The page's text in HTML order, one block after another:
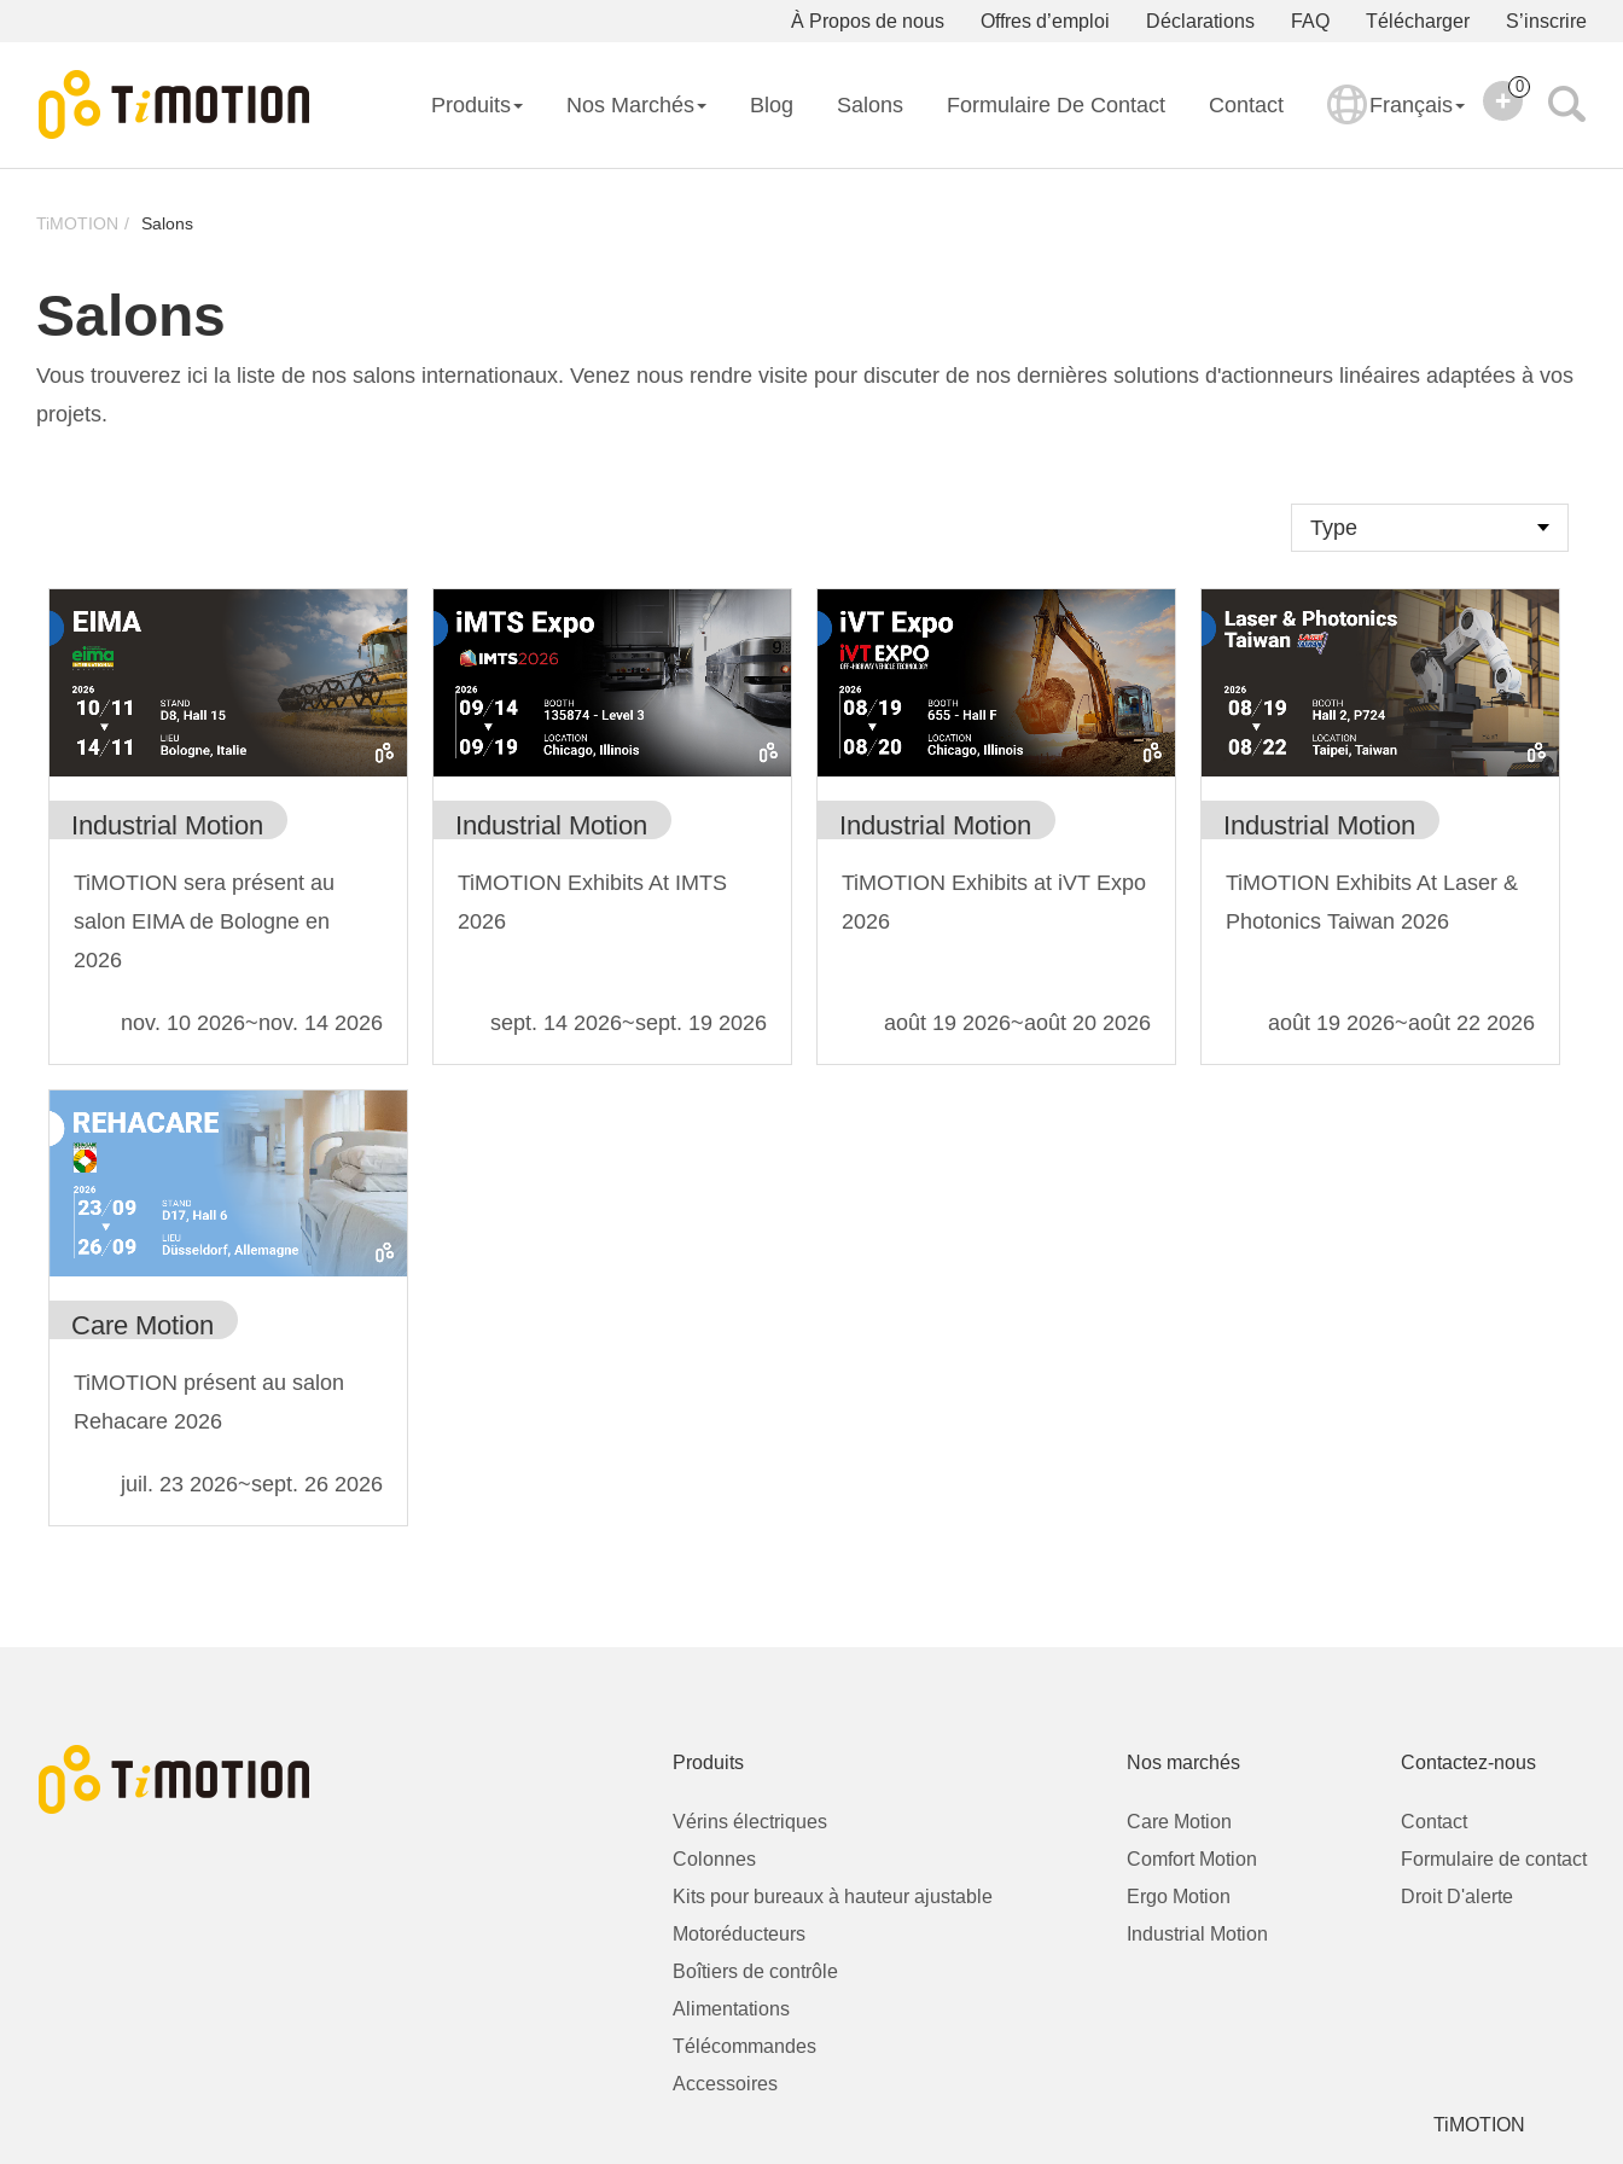
S’inscrire
Télécharger
FAQ
Déclarations
Offres d’emploi
À Propos de nous
Produits Nos Marchés Blog Salons Formulaire De Contact Contact Français
0
TiMOTION Salons
Salons
Vous trouverez ici la liste de nos salons internationaux. Venez nous rendre visite pour discuter de nos dernières solutions d'actionneurs linéaires adaptées à vos
projets.
Industrial Motion
TiMOTION sera présent au
salon EIMA de Bologne en
2026
nov. 10 2026~nov. 14 2026
Industrial Motion
TiMOTION Exhibits At IMTS
2026
sept. 14 2026~sept. 19 2026
Industrial Motion
TiMOTION Exhibits at iVT Expo
2026
août 19 2026~août 20 2026
Industrial Motion
TiMOTION Exhibits At Laser &
Photonics Taiwan 2026
août 19 2026~août 22 2026
Care Motion
TiMOTION présent au salon
Rehacare 2026
juil. 23 2026~sept. 26 2026
Produits
Vérins électriques
Colonnes
Kits pour bureaux à hauteur ajustable
Motoréducteurs
Boîtiers de contrôle
Alimentations
Télécommandes
Accessoires
Nos marchés
Care Motion
Comfort Motion
Ergo Motion
Industrial Motion
Contactez-nous
Contact
Formulaire de contact
Droit D'alerte
TiMOTION